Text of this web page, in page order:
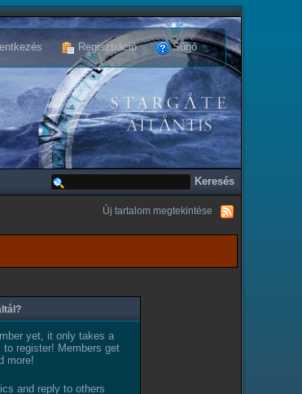
Regisztráció Súgó
Új tartalom megtekintése
yet, it only takes a
register! Members get
more!
and reply to others